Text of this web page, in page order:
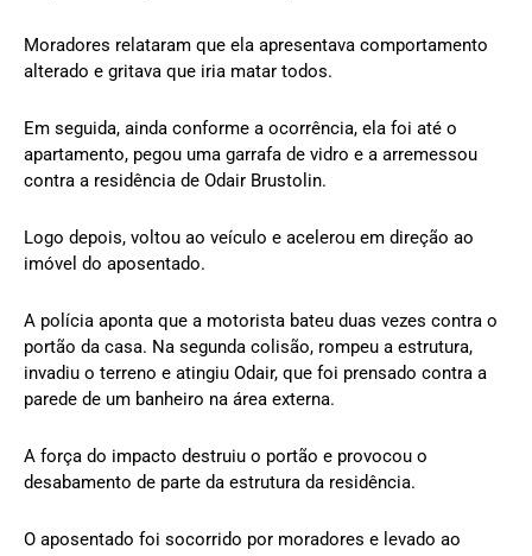
Moradores relataram que ela apresentava comportamento
alterado e gritava que iria matar todos.
Em seguida, ainda conforme a ocorrência, ela foi até o
apartamento, pegou uma garrafa de vidro e a arremessou
contra a residência de Odair Brustolin.
Logo depois, voltou ao veículo e acelerou em direção ao
imóvel do aposentado.
A polícia aponta que a motorista bateu duas vezes contra o
portão da casa. Na segunda colisão, rompeu a estrutura,
invadiu o terreno e atingiu Odair, que foi prensado contra a
parede de um banheiro na área externa.
A força do impacto destruiu o portão e provocou o
desabamento de parte da estrutura da residência.
O aposentado foi socorrido por moradores e levado ao